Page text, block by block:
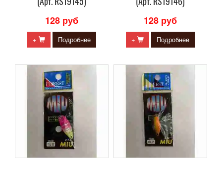
128 руб
+ Подробнее
128 руб
+ Подробнее